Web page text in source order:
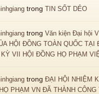
trongTIN SỐT DẺO
trongVăn kiện Đại hội
HỘI ĐỒNG TOÀN QUỐC TẠI
KỲ VII HỘI ĐỒNG HỌ PHẠM
trongĐẠI HỘI NHIỆM
PHẠM VN ĐÃ THÀNH CÔNG